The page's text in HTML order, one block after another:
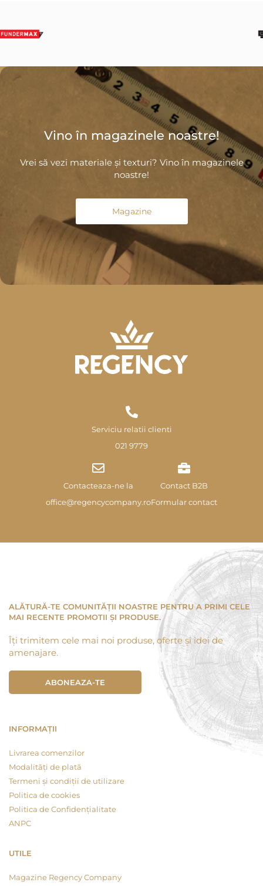
Vino în magazinele noastre!
Vrei să vezi materiale și texturi? Vino în magazinele
noastre!
Magazine
Serviciu relatii clienti
021 9779
Contacteaza-ne la
office@regencycompany.ro
Contact B2B
Formular contact
ALĂTURĂ-TE COMUNITĂȚII NOASTRE PENTRU A PRIMI CELE
MAI RECENTE PROMOTII ȘI PRODUSE.
Îți trimitem cele mai noi produse, oferte și idei de
amenajare.
ABONEAZA-TE
INFORMAȚII
Livrarea comenzilor
Modalități de plată
Termeni și condiții de utilizare
Politica de cookies
Politica de Confidențialitate
ANPC
UTILE
Magazine Regency Company